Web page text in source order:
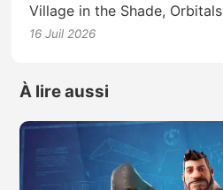
Village in the Shade, Orbitals
16 Juil 2026
À lire aussi